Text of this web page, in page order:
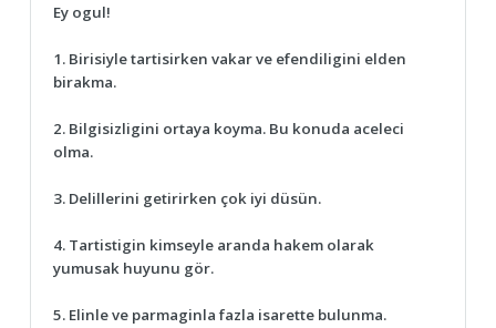
Ey ogul!
1. Birisiyle tartisirken vakar ve efendiligini elden
birakma.
2. Bilgisizligini ortaya koyma. Bu konuda aceleci
olma.
3. Delillerini getirirken çok iyi düsün.
4. Tartistigin kimseyle aranda hakem olarak
yumusak huyunu gör.
5. Elinle ve parmaginla fazla isarette bulunma.